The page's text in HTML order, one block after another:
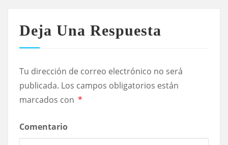
Deja Una Respuesta
Tu dirección de correo electrónico no será
publicada. Los campos obligatorios están
marcados con *
Comentario